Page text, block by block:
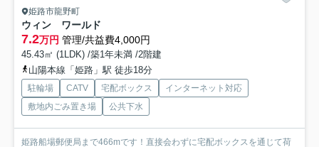
姫路市龍野町
ウィン ワールド
7.2万円 管理/共益費4,000円
45.43㎡ (1LDK) /築1年未満 /2階建
山陽本線「姫路」駅 徒歩18分
駐輪場 CATV 宅配ボックス
インターネット対応
敷地内ごみ置き場
公共下水
姫路船場郵便局まで466mです！直接会わずに宅配ボックスを通じて荷